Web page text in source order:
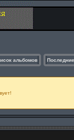
альбомов